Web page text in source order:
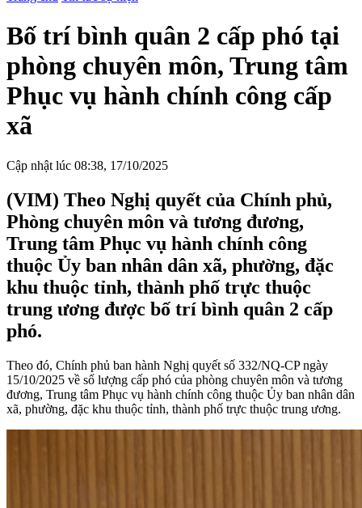
Bố trí bình quân 2 cấp phó tại
phòng chuyên môn, Trung tâm
Phục vụ hành chính công cấp
xã
Cập nhật lúc 08:38, 17/10/2025
(VIM) Theo Nghị quyết của Chính phủ,
Phòng chuyên môn và tương đương,
Trung tâm Phục vụ hành chính công
thuộc Ủy ban nhân dân xã, phường, đặc
khu thuộc tỉnh, thành phố trực thuộc
trung ương được bố trí bình quân 2 cấp
phó.
Theo đó, Chính phủ ban hành Nghị quyết số 332/NQ-CP ngày
15/10/2025 về số lượng cấp phó của phòng chuyên môn và tương
đương, Trung tâm Phục vụ hành chính công thuộc Ủy ban nhân dân
xã, phường, đặc khu thuộc tỉnh, thành phố trực thuộc trung ương.